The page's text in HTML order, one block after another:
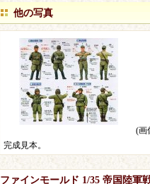
他の写真
(画
完成見本。
ファインモールド 1/35 帝国陸軍